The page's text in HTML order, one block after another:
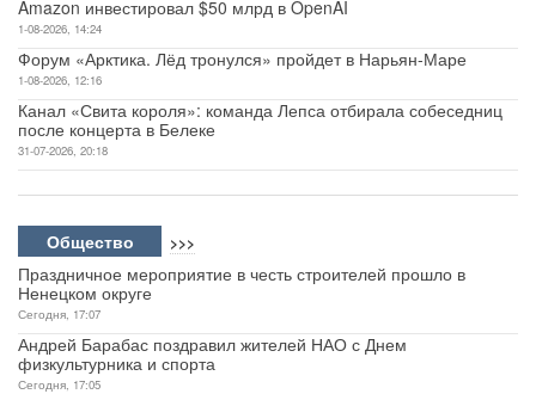
Amazon инвестировал $50 млрд в OpenAI
1-08-2026, 14:24
Форум «Арктика. Лёд тронулся» пройдет в Нарьян-Маре
1-08-2026, 12:16
Канал «Свита короля»: команда Лепса отбирала собеседниц
после концерта в Белеке
31-07-2026, 20:18
Общество >>>
Праздничное мероприятие в честь строителей прошло в
Ненецком округе
Сегодня, 17:07
Андрей Барабас поздравил жителей НАО с Днем
физкультурника и спорта
Сегодня, 17:05